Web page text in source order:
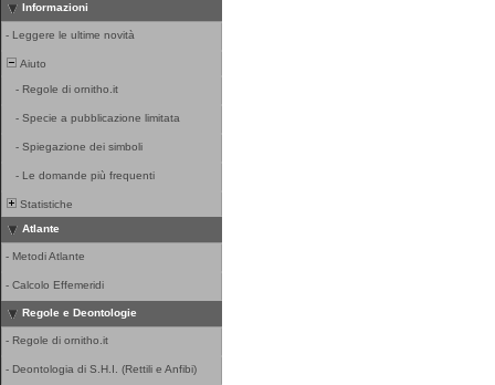
Informazioni
- Leggere le ultime novità
Aiuto
- Regole di ornitho.it
- Specie a pubblicazione limitata
- Spiegazione dei simboli
- Le domande più frequenti
Statistiche
Atlante
- Metodi Atlante
- Calcolo Effemeridi
Regole e Deontologie
- Regole di ornitho.it
- Deontologia di S.H.I. (Rettili e Anfibi)